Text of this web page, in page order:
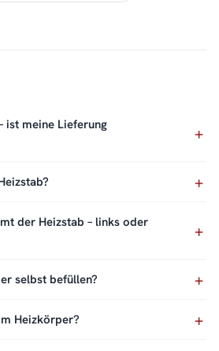
ist meine Lieferung
der Heizstab – links oder
selbst befüllen?
Heizkörper?